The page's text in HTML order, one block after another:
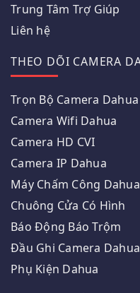
Trung Tâm Trợ Giúp
Liên hệ
THEO DÕI CAMERA
Trọn Bộ Camera Dahua
Camera Wifi Dahua
Camera HD CVI
Camera IP Dahua
Máy Chấm Công Dahua
Chuông Cửa Có Hình
Báo Động Báo Trộm
Đầu Ghi Camera Dahua
Phụ Kiện Dahua